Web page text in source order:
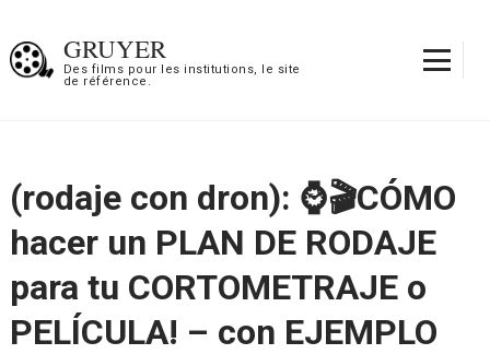
contenu
GRUYER
Des films pour les institutions, le site
de référence.
(rodaje con dron): ⌚🎬CÓMO
hacer un PLAN DE RODAJE
para tu CORTOMETRAJE o
PELÍCULA! – con EJEMPLO